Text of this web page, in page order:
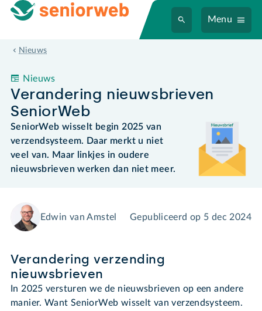
Menu
Nieuws
Verandering nieuwsbrieven SeniorWeb
Nieuws
Verandering nieuwsbrieven
SeniorWeb
SeniorWeb wisselt begin 2025 van
verzendsysteem. Daar merkt u niet
veel van. Maar linkjes in oudere
nieuwsbrieven werken dan niet meer.
Edwin van Amstel Gepubliceerd op 5 dec 2024
Verandering verzending
nieuwsbrieven
In 2025 versturen we de nieuwsbrieven op een andere
manier. Want SeniorWeb wisselt van verzendsysteem.